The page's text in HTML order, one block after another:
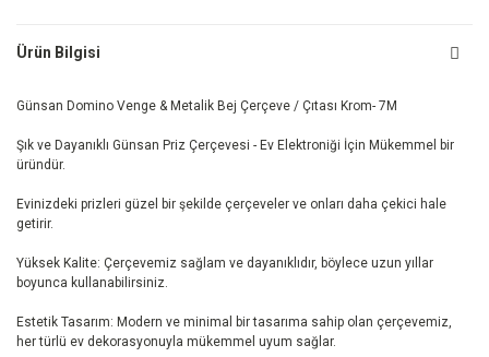
Ürün Bilgisi
Günsan Domino Venge & Metalik Bej Çerçeve / Çıtası Krom- 7M
Şık ve Dayanıklı Günsan Priz Çerçevesi - Ev Elektroniği İçin Mükemmel bir
üründür.
Evinizdeki prizleri güzel bir şekilde çerçeveler ve onları daha çekici hale
getirir.
Yüksek Kalite: Çerçevemiz sağlam ve dayanıklıdır, böylece uzun yıllar
boyunca kullanabilirsiniz.
Estetik Tasarım: Modern ve minimal bir tasarıma sahip olan çerçevemiz,
her türlü ev dekorasyonuyla mükemmel uyum sağlar.